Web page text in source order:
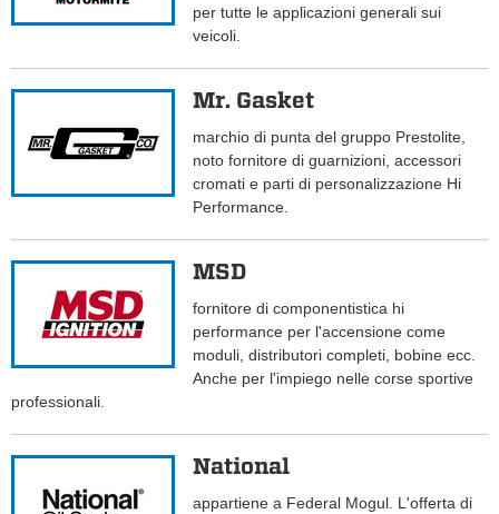
per tutte le applicazioni generali sui
veicoli.
Mr. Gasket
marchio di punta del gruppo Prestolite,
noto fornitore di guarnizioni, accessori
cromati e parti di personalizzazione Hi
Performance.
MSD
fornitore di componentistica hi
performance per l'accensione come
moduli, distributori completi, bobine ecc.
Anche per l'impiego nelle corse sportive
professionali.
National
appartiene a Federal Mogul. L'offerta di